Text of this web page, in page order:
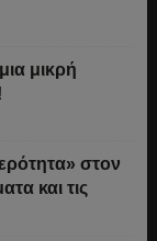
μικρή
στον
και τις